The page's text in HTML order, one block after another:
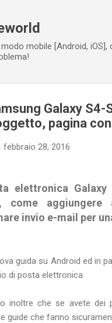
modo mobile [Android,
Galaxy
pagina
febbraio 28, 2016
elettronica
come
invio e-mail per
guida su Android ed in
di posta elettronica.
inoltre che se avete dei
guide che fanno